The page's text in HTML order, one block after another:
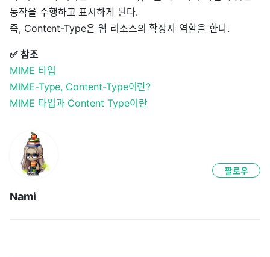
동작을 수행하고 표시하게 된다.
즉, Content-Type은 웹 리소스의 확장자 역할을 한다.
✅ 참조
MIME 타입
MIME-Type, Content-Type이란?
MIME 타입과 Content Type이란
Nami
팔로우